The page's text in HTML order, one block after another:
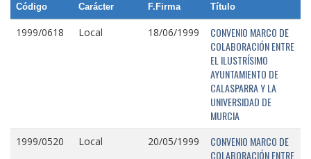
Código Carácter F.Firma Título
1999/0618 Local 18/06/1999
CONVENIO MARCO DE
COLABORACIÓN ENTRE
EL ILUSTRÍSIMO
AYUNTAMIENTO DE
CALASPARRA Y LA
UNIVERSIDAD DE
MURCIA
1999/0520 Local 20/05/1999
CONVENIO MARCO DE
COLABORACIÓN ENTRE